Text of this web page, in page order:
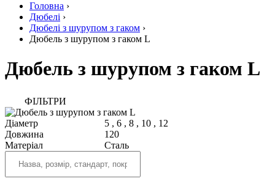
Головна ›
Дюбелі ›
Дюбелі з шурупом з гаком ›
Дюбель з шурупом з гаком L
Дюбель з шурупом з гаком L
ФIЛЬТРИ
Діаметр 5 , 6 , 8 , 10 , 12
Довжина
120
Матеріал
Сталь